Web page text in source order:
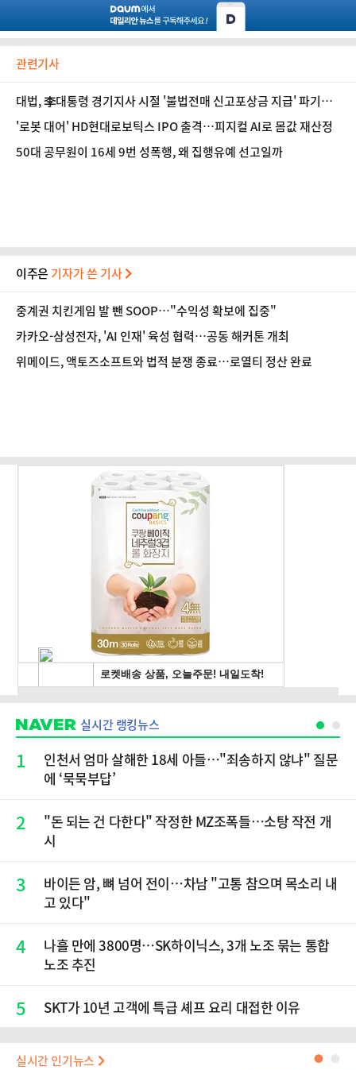
관련기사
대법, 李대통령 경기지사 시절 '불법전매 신고포상금 지급' 파기환
송
'로봇 대어' HD현대로보틱스 IPO 출격…피지컬 AI로 몸값 재산정
50대 공무원이 16세 9번 성폭행, 왜 집행유예 선고일까
이주은 기자가 쓴 기사
중계권 치킨게임 발 뺀 SOOP…"수익성 확보에 집중"
카카오-삼성전자, 'AI 인재' 육성 협력…공동 해커톤 개최
위메이드, 액토즈소프트와 법적 분쟁 종료…로열티 정산 완료
실시간 랭킹뉴스
1
인천서 엄마 살해한 18세 아들…"죄송하지 않냐" 질문
에 ‘묵묵부답’
2
"돈 되는 건 다한다" 작정한 MZ조폭들…소탕 작전 개
시
3
바이든 암, 뼈 넘어 전이…차남 "고통 참으며 목소리 내
고 있다"
4
나흘 만에 3800명…SK하이닉스, 3개 노조 묶는 통합
노조 추진
5 SKT가 10년 고객에 특급 셰프 요리 대접한 이유
실시간 인기뉴스 ●